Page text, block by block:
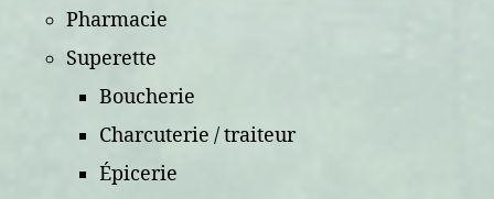
Pharmacie
Superette
Boucherie
Charcuterie / traiteur
Épicerie